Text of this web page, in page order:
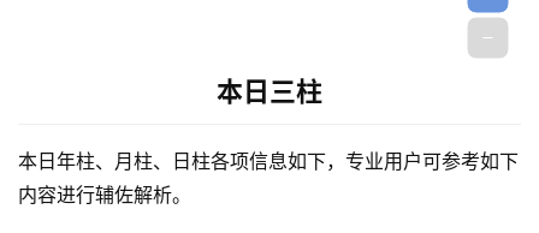
务
本日三柱
本日年柱、月柱、日柱各项信息如下，专业用户可参考如下
内容进行辅佐解析。